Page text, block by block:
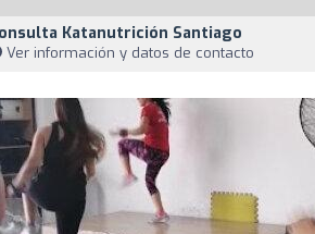
Katanutrición Santiago
Ver información y datos de contacto